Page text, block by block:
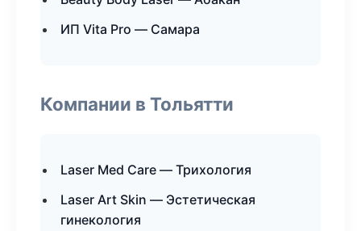
ИП Vita Pro — Самара
Компании в Тольятти
Laser Med Care — Трихология
Laser Art Skin — Эстетическая
гинекология